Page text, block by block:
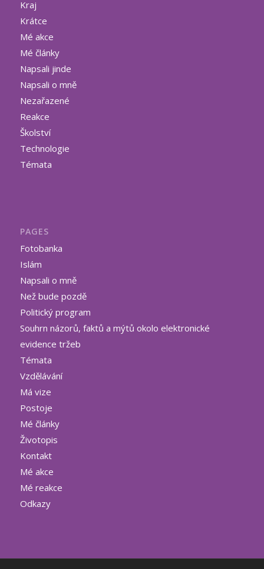
Kraj
Krátce
Mé akce
Mé články
Napsali jinde
Napsali o mně
Nezařazené
Reakce
Školství
Technologie
Témata
PAGES
Fotobanka
Islám
Napsali o mně
Než bude pozdě
Politický program
Souhrn názorů, faktů a mýtů okolo elektronické
evidence tržeb
Témata
Vzdělávání
Má vize
Postoje
Mé články
Životopis
Kontakt
Mé akce
Mé reakce
Odkazy